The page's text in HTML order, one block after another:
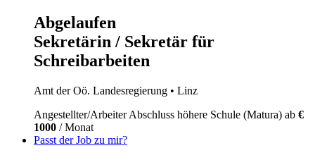
Abgelaufen
Sekretärin / Sekretär für
Schreibarbeiten
Amt der Oö. Landesregierung • Linz
Angestellter/ArbeiterAbschluss höhere Schule (Matura) ab €
1000 / Monat
Passt der Job zu mir?